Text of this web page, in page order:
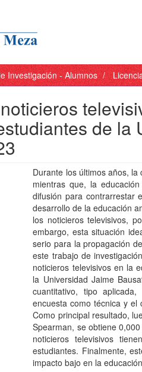
Investigación - Alumnos
de la
Durante los últimos años,
mientras que, la
difusión para contrarrestar
desarrollo de la educación
los noticieros televisivos,
embargo, esta situación
serio para la propagación
este trabajo de
noticieros televisivos en la
la Universidad Jaime
cuantitativo, tipo
encuesta como técnica y el
Como principal resultado,
Spearman, se obtiene
noticieros televisivos
estudiantes. Finalmente,
impacto bajo en la